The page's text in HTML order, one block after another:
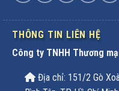
THÔNG TIN LIÊN HỆ
Công ty TNHH Thương
Địa chỉ: 151/2 Gò